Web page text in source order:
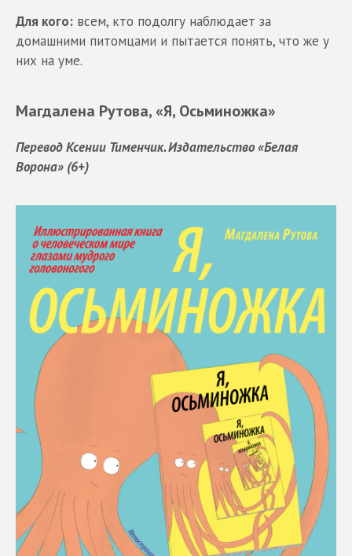
Для кого: всем, кто подолгу наблюдает за
домашними питомцами и пытается понять, что же у
них на уме.
Магдалена Рутова, «Я, Осьминожка»
Перевод Ксении Тименчик. Издательство «Белая
Ворона» (6+)